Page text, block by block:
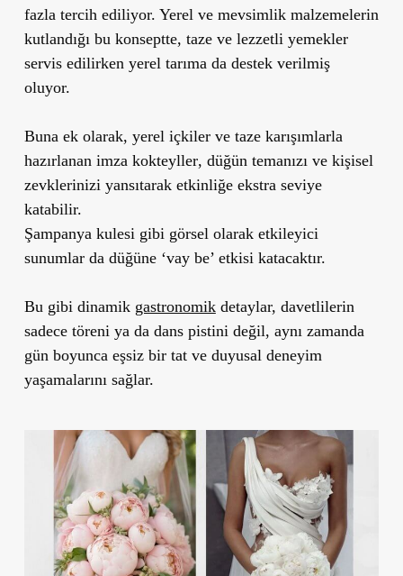
fazla tercih ediliyor. Yerel ve mevsimlik malzemelerin
kutlandığı bu konseptte, taze ve lezzetli yemekler
servis edilirken yerel tarıma da destek verilmiş
oluyor.
Buna ek olarak, yerel içkiler ve taze karışımlarla
hazırlanan imza kokteyller, düğün temanızı ve kişisel
zevklerinizi yansıtarak etkinliğe ekstra seviye
katabilir.
Şampanya kulesi gibi görsel olarak etkileyici
sunumlar da düğüne ‘vay be’ etkisi katacaktır.
Bu gibi dinamik gastronomikdetaylar, davetlilerin
sadece töreni ya da dans pistini değil, aynı zamanda
gün boyunca eşsiz bir tat ve duyusal deneyim
yaşamalarını sağlar.